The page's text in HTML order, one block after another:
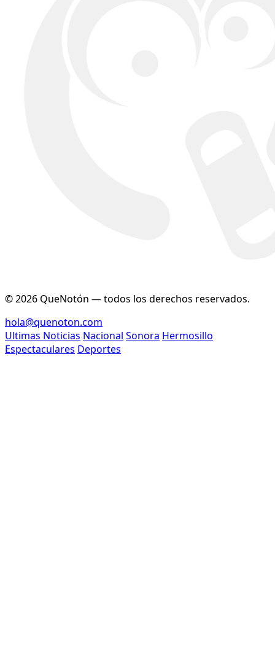
© 2026 QueNotón — todos los derechos reservados.
hola@quenoton.com
Ultimas Noticias Nacional Sonora Hermosillo
Espectaculares Deportes